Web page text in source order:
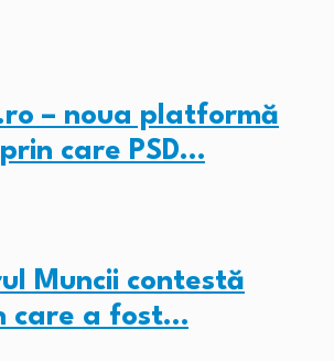
– noua platformă
care PSD…
Muncii contestă
care a fost…